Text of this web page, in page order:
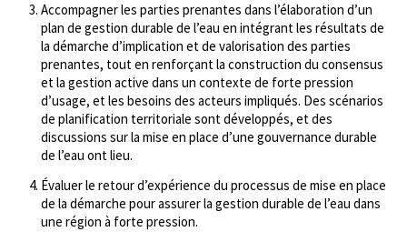
Accompagner les parties prenantes dans l’élaboration d’un
plan de gestion durable de l’eau en intégrant les résultats de
la démarche d’implication et de valorisation des parties
prenantes, tout en renforçant la construction du consensus
et la gestion active dans un contexte de forte pression
d’usage, et les besoins des acteurs impliqués. Des scénarios
de planification territoriale sont développés, et des
discussions sur la mise en place d’une gouvernance durable
de l’eau ont lieu.
Évaluer le retour d’expérience du processus de mise en place
de la démarche pour assurer la gestion durable de l’eau dans
une région à forte pression.